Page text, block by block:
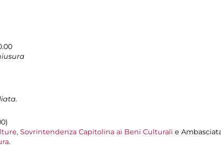
Sovrintendenza Capitolina ai Beni Culturali e
.